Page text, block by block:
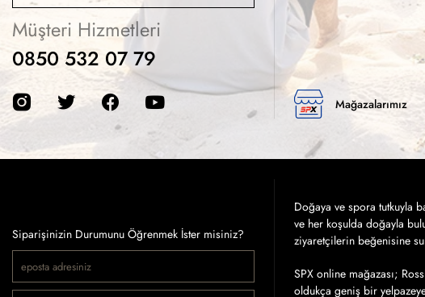
Müşteri Hizmetleri
0850 532 07 79
Mağazalarımız
Siparişinizin Durumunu Öğrenmek İster misiniz?
Doğaya ve spora tutkuyla
ve her koşulda doğayla
ziyaretçilerin beğenisine
SPX online mağazası;
oldukça geniş bir